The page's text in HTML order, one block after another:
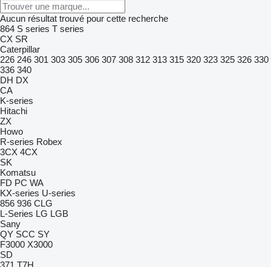
Aucun résultat trouvé pour cette recherche
864 S series T series
CX SR
Caterpillar
226 246 301 303 305 306 307 308 312 313 315 320 323 325 326 330
336 340
DH DX
CA
K-series
Hitachi
ZX
Howo
R-series Robex
3CX 4CX
SK
Komatsu
FD PC WA
KX-series U-series
856 936 CLG
L-Series LG LGB
Sany
QY SCC SY
F3000 X3000
SD
371 T7H